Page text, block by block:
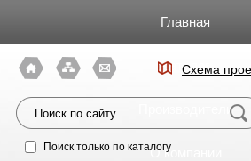
Главная
Каталог
Производители
О компании
Схема
Поиск только по каталогу